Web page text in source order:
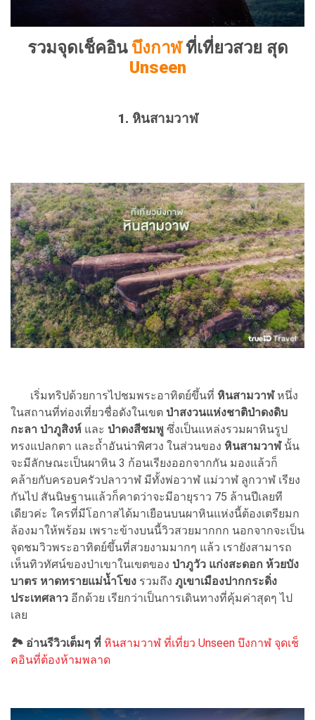
รวมจุดเช็คอินบึงกาฬ ที่เที่ยวสวย สุด
Unseen
1. หินสามวาฬ
เริ่มทริปด้วยการไปชมพระอาทิตย์ขึ้นที่ หินสามวาฬหนึ่ง
ในสถานที่ท่องเที่ยวชื่อดังในเขต ป่าสงวนแห่งชาติป่าดงดิบ
กะลา ป่าภูสิงห์ และ ป่าดงสีชมพู ซึ่งเป็นแหล่งรวมผาหินรูป
ทรงแปลกตา และถ้ำอันน่าพิศวง ในส่วนของ หินสามวาฬนั้น
จะมีลักษณะเป็นผาหิน 3 ก้อนเรียงออกจากกัน มองแล้วก็
คล้ายกับครอบครัวปลาวาฬ มีทั้งพ่อวาฬ แม่วาฬ ลูกวาฬ เรียง
กันไป สันนิษฐานแล้วก็คาดว่าจะมีอายุราว 75 ล้านปีเลยที
เดียวค่ะ ใครที่มีโอกาสได้มาเยือนบนผาหินแห่งนี้ต้องเตรียมก
ล้องมาให้พร้อม เพราะข้างบนนี้วิวสวยมากกก นอกจากจะเป็น
จุดชมวิวพระอาทิตย์ขึ้นที่สวยงามมากๆ แล้ว เรายังสามารถ
เห็นทิวทัศน์ของป่าเขาในเขตของ ป่าภูวัว แก่งสะดอก ห้วยบัง
บาตร หาดทรายแม่น้ำโขง รวมถึง ภูเขาเมืองปากกระดิ่ง
ประเทศลาว อีกด้วย เรียกว่าเป็นการเดินทางที่คุ้มค่าสุดๆ ไป
เลย
🏞 อ่านรีวิวเต็มๆ ที่ หินสามวาฬ ที่เที่ยว Unseen บึงกาฬ จุดเช็
คอินที่ต้องห้ามพลาด